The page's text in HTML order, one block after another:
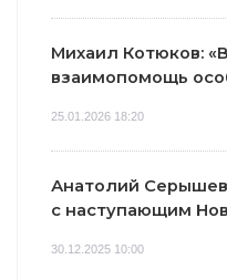
Михаил Котюков:
взаимопомощь
25.01.2026 18:20
Анатолий
с наступающим
30.12.2025 10:00